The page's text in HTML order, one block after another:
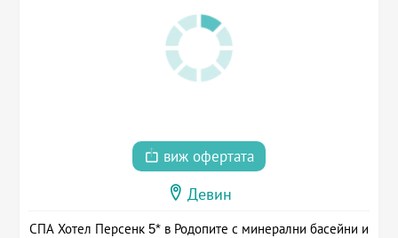
виж офертата
Девин
СПА Хотел Персенк 5* в Родопите с минерални басейни и